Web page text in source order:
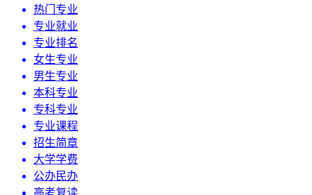
热门专业
专业就业
专业排名
女生专业
男生专业
本科专业
专科专业
专业课程
招生简章
大学学费
公办民办
高考复读